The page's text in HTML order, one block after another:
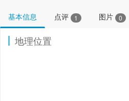
基本信息 点评 1 图片 0
地理位置